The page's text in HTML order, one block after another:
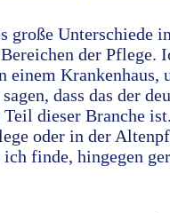
große Unterschiede
der Pflege.
einem Krankenhaus,
dass das der
Teil dieser Branche
oder in der
finde, hingegen